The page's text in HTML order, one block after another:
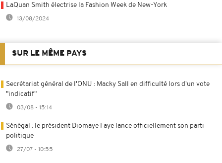
LaQuan Smith électrise la Fashion Week de New-York
13/08/2024
SUR LE MÊME PAYS
Secrétariat général de l'ONU : Macky Sall en difficulté lors d'un vote
"indicatif"
03/08 - 15:14
Sénégal : le président Diomaye Faye lance officiellement son parti
politique
27/07 - 10:55